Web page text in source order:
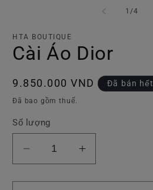
hộp
tương
tác
1/trong
4
HTA BOUTIQUE
Cài Áo Dior
Giá
thông
9.850.000 VND Đã bán hết
Đã bao gồm thuế.
Số lượng
Giảm
số
lượng
Tăng
số
lượng